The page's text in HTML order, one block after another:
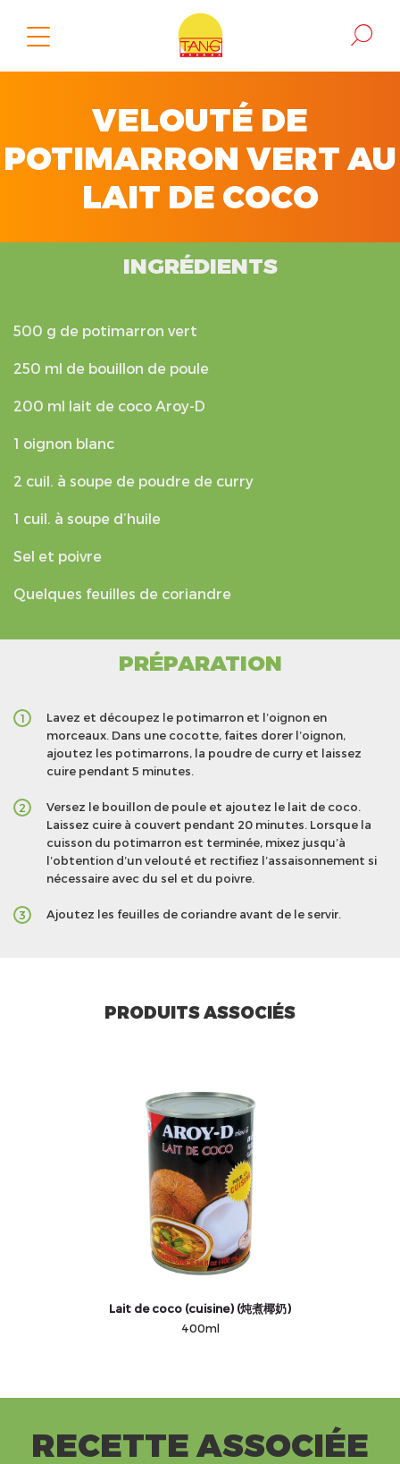
VELOUTÉ DE
POTIMARRON VERT AU
LAIT DE COCO
INGRÉDIENTS
500 g de potimarron vert
250 ml de bouillon de poule
200 ml lait de coco Aroy-D
1 oignon blanc
2 cuil. à soupe de poudre de curry
1 cuil. à soupe d’huile
Sel et poivre
Quelques feuilles de coriandre
PRÉPARATION
1
Lavez et découpez le potimarron et l’oignon en
morceaux. Dans une cocotte, faites dorer l’oignon,
ajoutez les potimarrons, la poudre de curry et laissez
cuire pendant 5 minutes.
2
Versez le bouillon de poule et ajoutez le lait de coco.
Laissez cuire à couvert pendant 20 minutes. Lorsque la
cuisson du potimarron est terminée, mixez jusqu’à
l’obtention d’un velouté et rectifiez l’assaisonnement si
nécessaire avec du sel et du poivre.
3 Ajoutez les feuilles de coriandre avant de le servir.
PRODUITS ASSOCIÉS
Lait de coco (cuisine) (炖煮椰奶)
400ml
RECETTE ASSOCIÉE